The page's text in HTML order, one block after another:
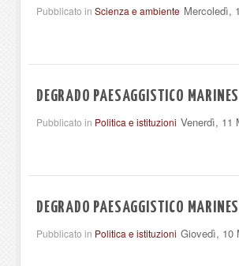
Pubblicato in Scienza e ambiente Mercoledì,
DEGRADO PAESAGGISTICO
Pubblicato in Politica e istituzioni Venerdì, 11
DEGRADO PAESAGGISTICO
Pubblicato in Politica e istituzioni Giovedì, 10